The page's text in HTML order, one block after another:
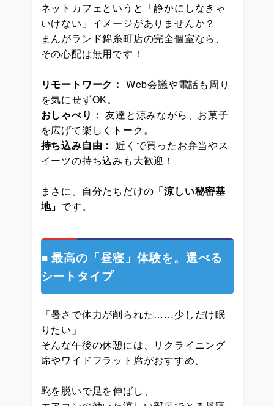
ネットカフェというと「静かにしなきゃ
いけない」イメージがありませんか？
まんがランド錦糸町店の完全個室なら、
その心配は無用です！
リモートワーク： Web会議や電話も周り
を気にせずOK。
おしゃべり： 友達と涼みながら、お菓子
を広げて楽しくトーク。
持ち込み自由： 近くで買ったお弁当やス
イーツの持ち込みも大歓迎！
まさに、自分たちだけの 「涼しい秘密基
地」 です。
■ 最高の「昼寝」体験を。選べる
シートタイプ
「暑さで体力が削られた……少しだけ眠
りたい」
そんな午後の休憩には、リクライニング
席やワイドフラット席がおすすめ。
靴を脱いで足を伸ばし、